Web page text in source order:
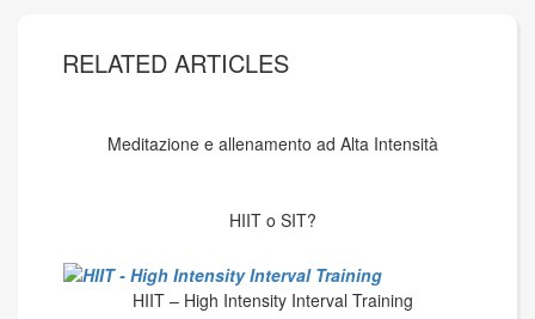
RELATED ARTICLES
Meditazione e allenamento ad Alta Intensità
HIIT o SIT?
HIIT – High Intensity Interval Training